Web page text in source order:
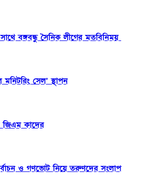
বঙ্গবন্ধু সৈনিক লীগের মতবিনিময়
মনিটরিং সেল’ স্থাপন
জিএম কাদের
ও গণভোট নিয়ে তরুণদের সংলাপ